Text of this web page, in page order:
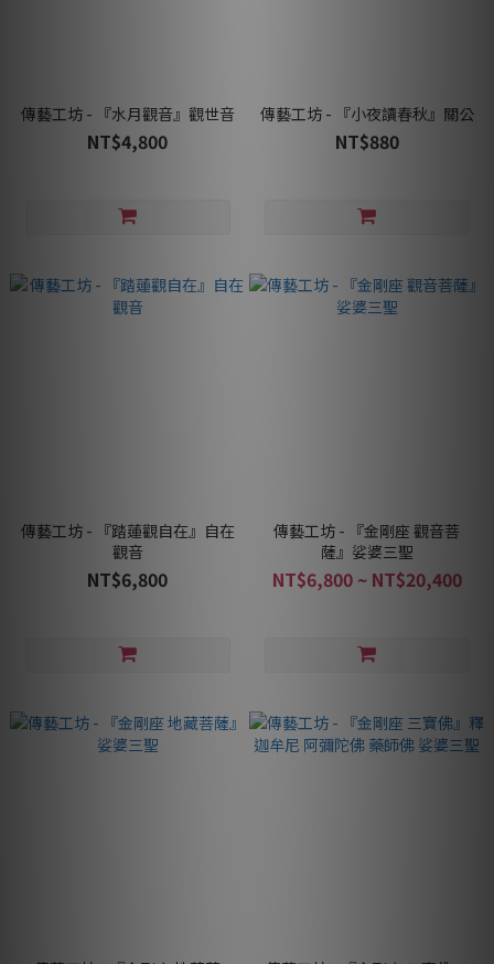
傳藝工坊 - 『水月觀音』觀世音
NT$4,800
傳藝工坊 - 『小夜讀春秋』關公
NT$880
傳藝工坊 - 『踏蓮觀自在』自在
觀音
NT$6,800
傳藝工坊 - 『金剛座 觀音菩
薩』娑婆三聖
NT$6,800 ~ NT$20,400